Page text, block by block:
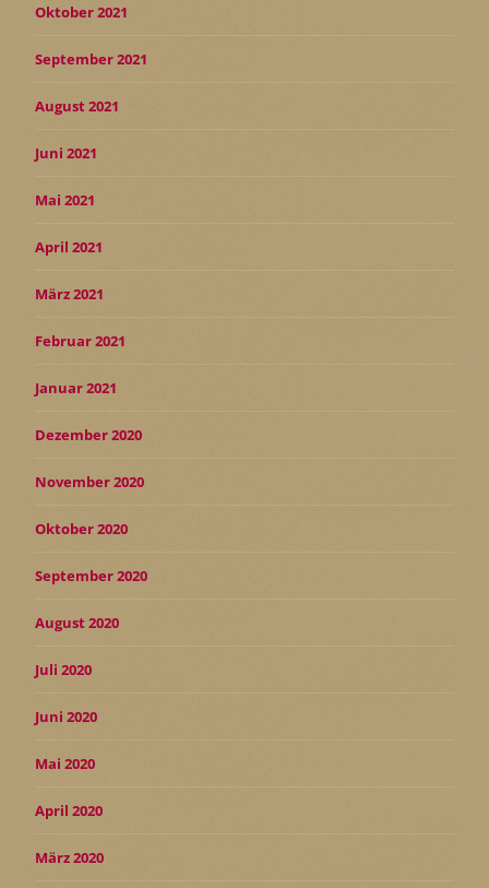
Oktober 2021
September 2021
August 2021
Juni 2021
Mai 2021
April 2021
März 2021
Februar 2021
Januar 2021
Dezember 2020
November 2020
Oktober 2020
September 2020
August 2020
Juli 2020
Juni 2020
Mai 2020
April 2020
März 2020